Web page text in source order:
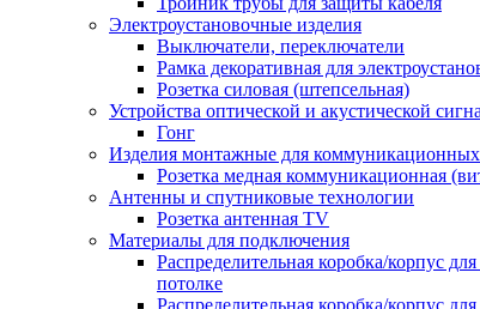
Электроустановочные изделия
Выключатели, переключатели
Рамка декоративная для
Розетка силовая (штепсельная)
Устройства оптической и акустической
Гонг
Изделия монтажные для коммуникационных
Розетка медная коммуникационная
Антенны и спутниковые технологии
Розетка антенная TV
Материалы для подключения
Распределительная коробка/корпус
потолке
Распределительная коробка/корпус